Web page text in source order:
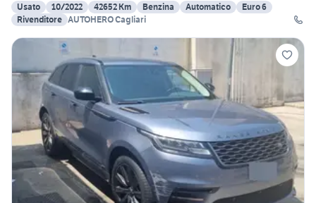
Usato
10/2022 42652 Km Benzina Automatico
Euro 6
Rivenditore AUTOHERO Cagliari